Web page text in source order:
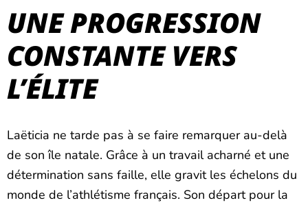
UNE PROGRESSION
CONSTANTE VERS
L’ÉLITE
Laëticia ne tarde pas à se faire remarquer au-delà
de son île natale. Grâce à un travail acharné et une
détermination sans faille, elle gravit les échelons du
monde de l’athlétisme français. Son départ pour la